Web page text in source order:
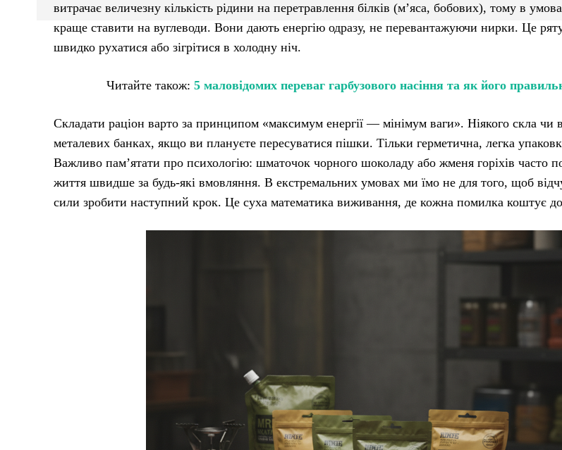
витрачає величезну кількість рідини на перетравлення білків (м’яса, бобових), тому в
краще ставити на вуглеводи. Вони дають енергію одразу, не перевантажуючи нирки. Це
швидко рухатися або зігрітися в холодну ніч.
Читайте також: 5 маловідомих переваг гарбузового насіння та як його
Складати раціон варто за принципом «максимум енергії — мінімум ваги». Ніякого скла чи
металевих банках, якщо ви плануєте пересуватися пішки. Тільки герметична, легка
Важливо пам’ятати про психологію: шматочок чорного шоколаду або жменя горіхів часто
життя швидше за будь-які вмовляння. В екстремальних умовах ми їмо не для того, щоб
сили зробити наступний крок. Це суха математика виживання, де кожна помилка коштує